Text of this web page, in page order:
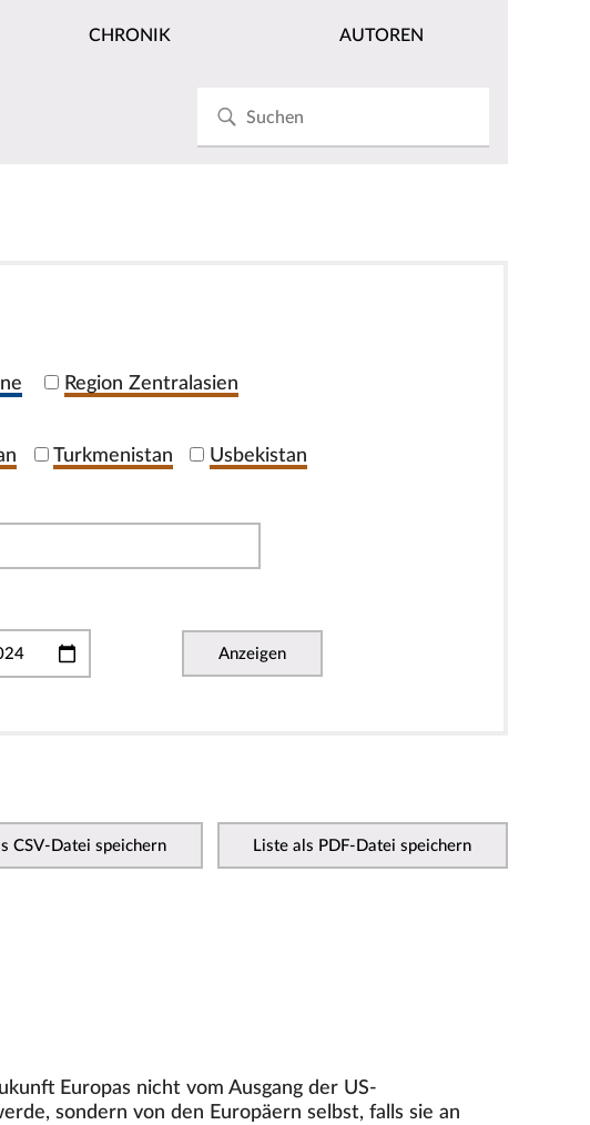
CHRONIK AUTOREN
Region Zentralasien
Turkmenistan Usbekistan
Anzeigen
CSV-Datei speichern Liste als PDF-Datei speichern
Europas nicht vom Ausgang der US-
sondern von den Europäern selbst, falls sie an